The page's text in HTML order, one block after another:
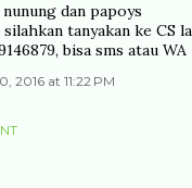
dan papoys
tanyakan ke CS
bisa sms atau WA
2016 at 11:22 PM